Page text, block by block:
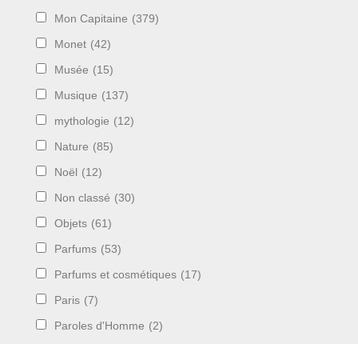
Mon Capitaine (379)
Monet (42)
Musée (15)
Musique (137)
mythologie (12)
Nature (85)
Noël (12)
Non classé (30)
Objets (61)
Parfums (53)
Parfums et cosmétiques (17)
Paris (7)
Paroles d'Homme (2)